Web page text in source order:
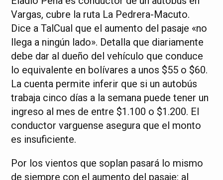
Vargas, cubre la ruta La Pedrera-Macuto.
Dice a TalCual que el aumento del pasaje «no
llega a ningún lado». Detalla que diariamente
debe dar al dueño del vehículo que conduce
lo equivalente en bolívares a unos $55 o $60.
La cuenta permite inferir que si un autobús
trabaja cinco días a la semana puede tener un
ingreso al mes de entre $1.100 o $1.200. El
conductor varguense asegura que el monto
es insuficiente.
Por los vientos que soplan pasará lo mismo
de siempre con el aumento del pasaje: al